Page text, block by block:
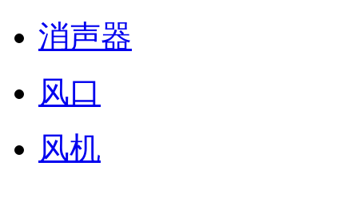
消声器
风口
风机